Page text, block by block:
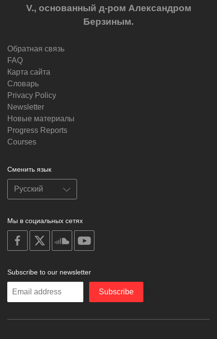
V., основанный д-ром Александром
Берзиным.
Обратная связь
FAQ
Карта сайта
Словарь
Privacy Policy
Newsletter
Новые материалы
Progress Reports
Courses
Сменить язык
Мы в социальных сетях
on
facebook
soundcloud
Subscribe to our newsletter
Enter
Subscribe